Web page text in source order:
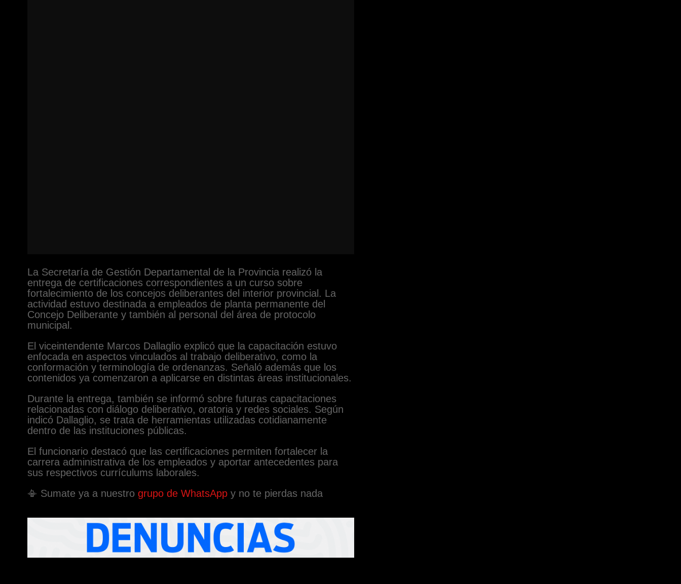
La Secretaría de Gestión Departamental de la Provincia realizó la
entrega de certificaciones correspondientes a un curso sobre
fortalecimiento de los concejos deliberantes del interior provincial. La
actividad estuvo destinada a empleados de planta permanente del
Concejo Deliberante y también al personal del área de protocolo
municipal.
El viceintendente Marcos Dallaglio explicó que la capacitación estuvo
enfocada en aspectos vinculados al trabajo deliberativo, como la
conformación y terminología de ordenanzas. Señaló además que los
contenidos ya comenzaron a aplicarse en distintas áreas institucionales.
Durante la entrega, también se informó sobre futuras capacitaciones
relacionadas con diálogo deliberativo, oratoria y redes sociales. Según
indicó Dallaglio, se trata de herramientas utilizadas cotidianamente
dentro de las instituciones públicas.
El funcionario destacó que las certificaciones permiten fortalecer la
carrera administrativa de los empleados y aportar antecedentes para
sus respectivos currículums laborales.
📳 Sumate ya a nuestro grupo de WhatsAppy no te pierdas nada